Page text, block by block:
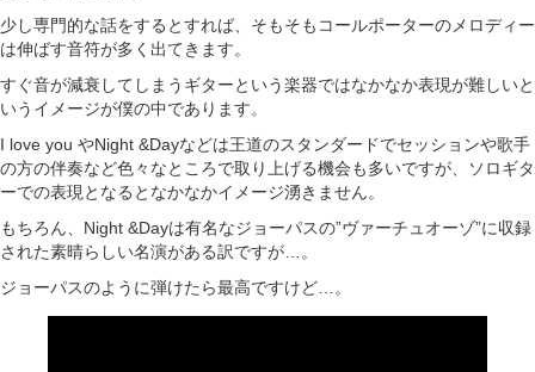
少し専門的な話をするとすれば、そもそもコールポーターのメロディー
は伸ばす音符が多く出てきます。
すぐ音が減衰してしまうギターという楽器ではなかなか表現が難しいと
いうイメージが僕の中であります。
I love you やNight &Dayなどは王道のスタンダードでセッションや歌手
の方の伴奏など色々なところで取り上げる機会も多いですが、ソロギタ
ーでの表現となるとなかなかイメージ湧きません。
もちろん、Night &Dayは有名なジョーパスの”ヴァーチュオーゾ”に収録
された素晴らしい名演がある訳ですが…。
ジョーパスのように弾けたら最高ですけど…。